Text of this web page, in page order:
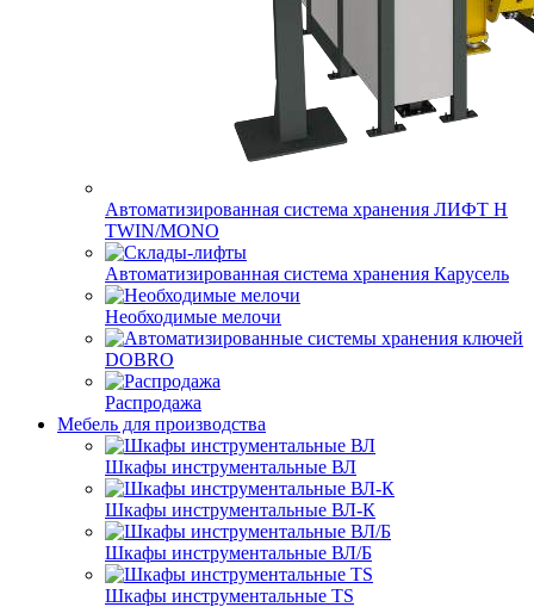
Автоматизированная система хранения ЛИФТ H
TWIN/MONO
Автоматизированная система хранения Карусель
Необходимые мелочи
DOBRO
Распродажа
Мебель для производства
Шкафы инструментальные ВЛ
Шкафы инструментальные ВЛ-К
Шкафы инструментальные ВЛ/Б
Шкафы инструментальные TS